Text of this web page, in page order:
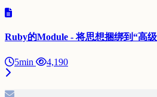
Ruby的Module - 将思想捆绑到“高
5min 4,190